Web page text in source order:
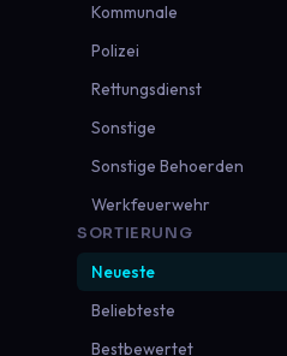
Kommunale
Polizei
Rettungsdienst
Sonstige
Sonstige Behoerden
Werkfeuerwehr
SORTIERUNG
Neueste
Beliebteste
Bestbewertet